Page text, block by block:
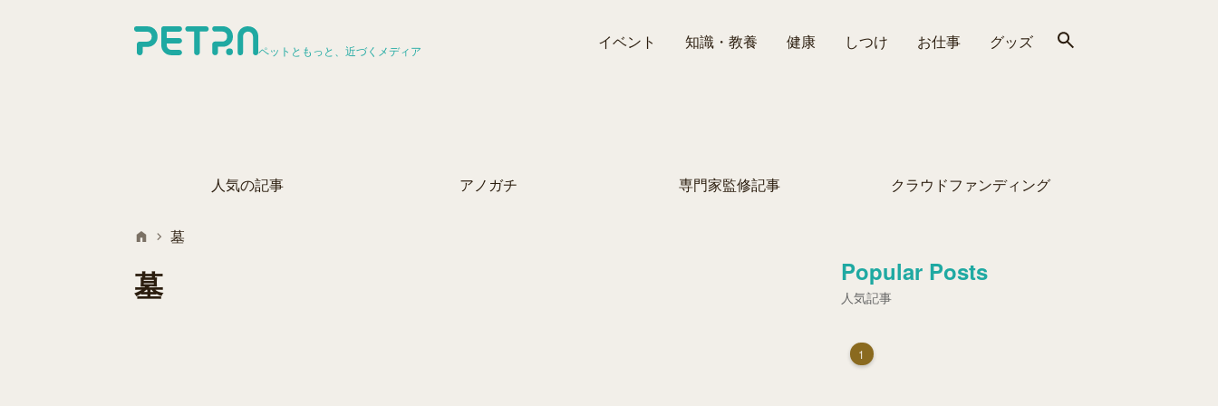
ペットともっと、近づくメディア イベント 知識・教養 健康 しつけ お仕事 グッズ
人気の記事 アノガチ 専門家監修記事 クラウドファンディング
墓
墓 Popular Posts
人気記事
1